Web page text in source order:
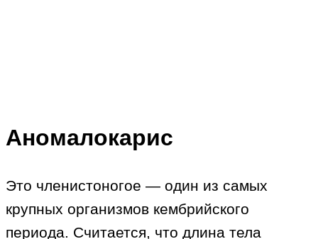
Аномалокарис
Это членистоногое — один из самых
крупных организмов кембрийского
периода. Считается, что длина тела